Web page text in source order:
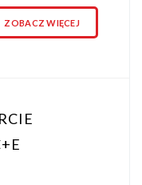
ZOBACZ WIĘCEJ